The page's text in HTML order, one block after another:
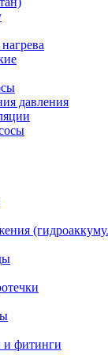
давления
и фитинги